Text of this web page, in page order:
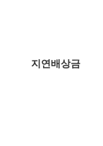
지연배상금